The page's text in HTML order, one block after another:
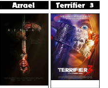
Azrael Terrifier 3